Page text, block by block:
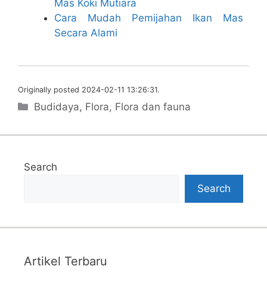
Mas Koki Mutiara
Cara Mudah Pemijahan Ikan Mas
Secara Alami
Originally posted 2024-02-11 13:26:31.
Categories
Budidaya, Flora, Flora dan fauna
Search
Search
Artikel Terbaru